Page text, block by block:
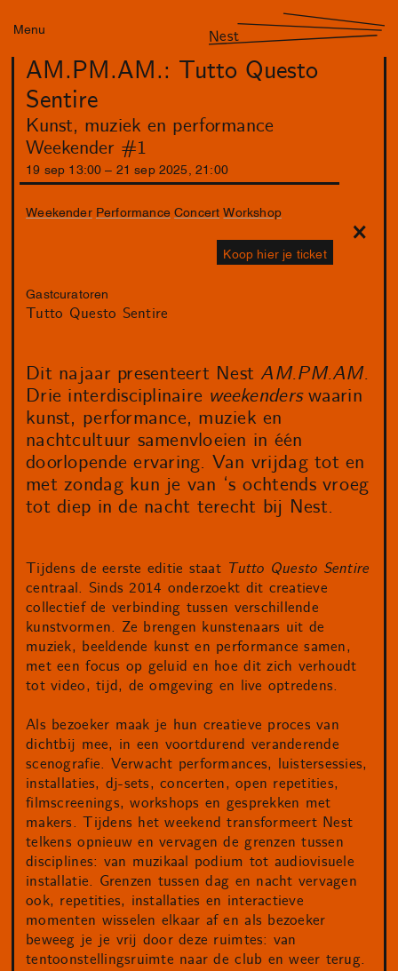
Menu Nest
AM.PM.AM.: Tutto Questo
Sentire
Kunst, muziek en performance
Weekender #1
19 sep 13 :00 21 sep 2025 21 : 00
Weekender Performance Concert Workshop
Koop hier je ticket
Gastcuratoren
Tutto Questo Sentire
Dit najaar presenteert NestAM.PM.AM.
Drie interdisciplinaire weekenderswaarin
kunst, performance, muziek en
nachtcultuur samenvloeien in één
doorlopende ervaring. Van vrijdag tot en
met zondag kun je van ‘s ochtends vroeg
tot diep in de nacht terecht bij Nest.
Tijdens de eerste editie staat Tutto Questo Sentire
centraal. Sinds 2014 onderzoekt dit creatieve
collectief de verbinding tussen verschillende
kunstvormen. Ze brengen kunstenaars uit de
muziek, beeldende kunst en performance samen,
met een focus op geluid en hoe dit zich verhoudt
tot video, tijd, de omgeving en live optredens.
Als bezoeker maak je hun creatieve proces van
dichtbij mee, in een voortdurend veranderende
scenografie. Verwacht performances, luistersessies,
installaties, dj-sets, concerten, open repetities,
filmscreenings, workshops en gesprekken met
makers. Tijdens het weekend transformeert Nest
telkens opnieuw en vervagen de grenzen tussen
disciplines: van muzikaal podium tot audiovisuele
installatie. Grenzen tussen dag en nacht vervagen
ook, repetities, installaties en interactieve
momenten wisselen elkaar af en als bezoeker
beweeg je je vrij door deze ruimtes: van
tentoonstellingsruimte naar de club en weer terug.